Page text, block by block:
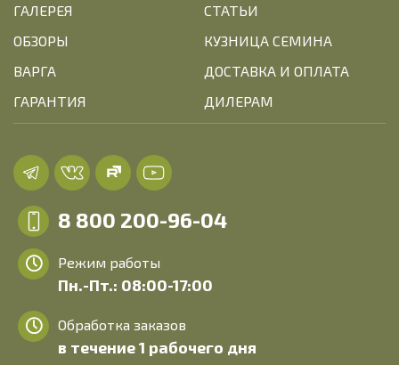
ГАЛЕРЕЯ
СТАТЬИ
ОБЗОРЫ
КУЗНИЦА СЕМИНА
ВАРГА
ДОСТАВКА И ОПЛАТА
ГАРАНТИЯ
ДИЛЕРАМ
8 800 200-96-04
Режим работы
Пн.-Пт.: 08:00-17:00
Обработка заказов
в течение 1 рабочего дня